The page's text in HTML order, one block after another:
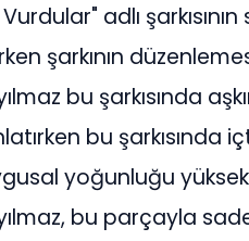
adlı
şarkının
bu şarkısında
bu
yoğunluğu
bu parçayla